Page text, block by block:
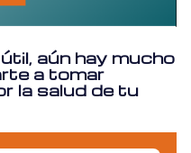
aún hay mucho
a tomar
la salud de tu